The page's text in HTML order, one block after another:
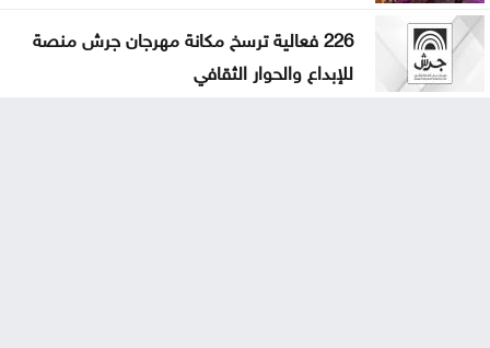
226 فعالية ترسخ مكانة مهرجان جرش منصة
للإبداع والحوار الثقافي